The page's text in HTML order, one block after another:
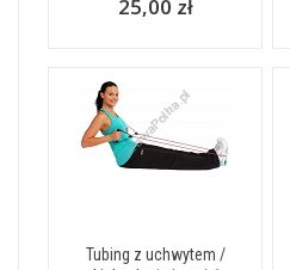
25,00 zł
Tubing z uchwytem /